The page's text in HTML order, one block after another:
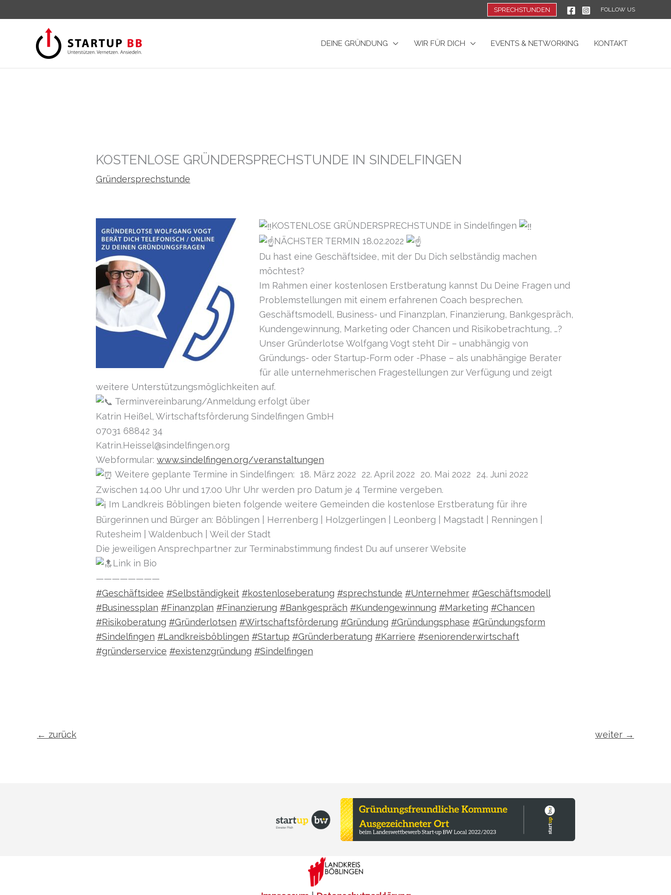
Inhalt
SPRECHSTUNDEN FOLLOW US
DEINE GRÜNDUNG WIR FÜR DICH EVENTS & NETWORKING KONTAKT
KOSTENLOSE GRÜNDERSPRECHSTUNDE IN SINDELFINGEN
Gründersprechstunde
KOSTENLOSE GRÜNDERSPRECHSTUNDE in Sindelfingen
NÄCHSTER TERMIN 18.02.2022
Du hast eine Geschäftsidee, mit der Du Dich selbständig machen
möchtest?
Im Rahmen einer kostenlosen Erstberatung kannst Du Deine Fragen und
Problemstellungen mit einem erfahrenen Coach besprechen.
Geschäftsmodell, Business- und Finanzplan, Finanzierung, Bankgespräch,
Kundengewinnung, Marketing oder Chancen und Risikobetrachtung, …?
Unser Gründerlotse Wolfgang Vogt steht Dir – unabhängig von
Gründungs- oder Startup-Form oder -Phase – als unabhängige Berater
für alle unternehmerischen Fragestellungen zur Verfügung und zeigt
weitere Unterstützungsmöglichkeiten auf.
Terminvereinbarung/Anmeldung erfolgt über
Katrin Heißel, Wirtschaftsförderung Sindelfingen GmbH
07031 68842 34
Katrin.Heissel@sindelfingen.org
Webformular:www.sindelfingen.org/veranstaltungen
Weitere geplante Termine in Sindelfingen: 18. März 2022 22. April 2022 20. Mai 2022 24. Juni 2022
Zwischen 14.00 Uhr und 17.00 Uhr Uhr werden pro Datum je 4 Termine vergeben.
Im Landkreis Böblingen bieten folgende weitere Gemeinden die kostenlose Erstberatung für ihre
Bürgerinnen und Bürger an: Böblingen | Herrenberg | Holzgerlingen | Leonberg | Magstadt | Renningen |
Rutesheim | Waldenbuch | Weil der Stadt
Die jeweiligen Ansprechpartner zur Terminabstimmung findest Du auf unserer Website
Link in Bio
————————
#Geschäftsidee #Selbständigkeit #kostenloseberatung #sprechstunde #Unternehmer #Geschäftsmodell
#Businessplan #Finanzplan #Finanzierung #Bankgespräch #Kundengewinnung #Marketing #Chancen
#Risikoberatung #Gründerlotsen #Wirtschaftsförderung #Gründung #Gründungsphase #Gründungsform
#Sindelfingen #Landkreisböblingen #Startup #Gründerberatung #Karriere #seniorenderwirtschaft
#gründerservice #existenzgründung #Sindelfingen
← zurück weiter →